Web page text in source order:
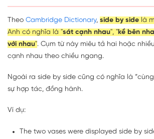
Theo Cambridge Dictionary, side by side là
Anh có nghĩa là "sát cạnh nhau", "kề bên
với nhau". Cụm từ này miêu tả hai hoặc
cạnh nhau theo chiều ngang.
Ngoài ra side by side cũng có nghĩa là
sự hợp tác, đồng hành.
Ví dụ:
The two vases were displayed side by